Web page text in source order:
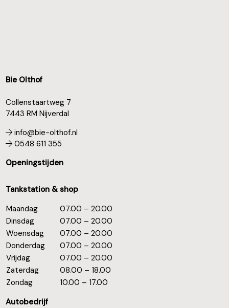
Bie Olthof
Collenstaartweg 7
7443 RM Nijverdal
info@bie-olthof.nl
0548 611 355
Openingstijden
Tankstation & shop
Maandag
07.00 – 20.00
Dinsdag
07.00 – 20.00
Woensdag
07.00 – 20.00
Donderdag
07.00 – 20.00
Vrijdag
07.00 – 20.00
Zaterdag
08.00 – 18.00
Zondag
10.00 – 17.00
Autobedrijf